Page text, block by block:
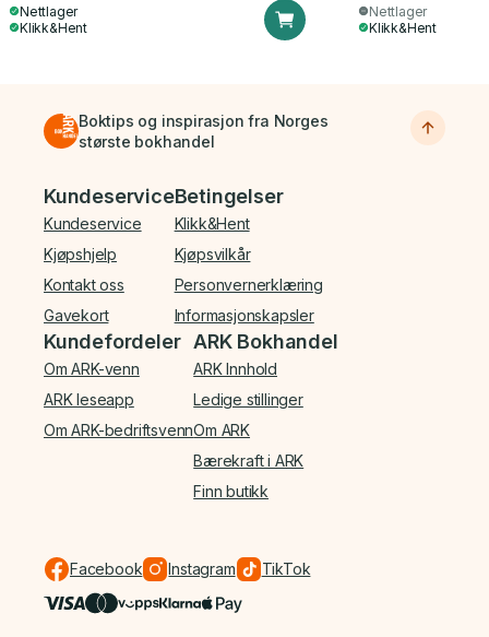
Nettlager
Klikk&Hent
Nettlager
Klikk&Hent
Boktips og inspirasjon fra Norges
største bokhandel
Bunnmeny
Kundeservice
Kundeservice
Kjøpshjelp
Kontakt oss
Gavekort
Betingelser
Klikk&Hent
Kjøpsvilkår
Personvernerklæring
Informasjonskapsler
Kundefordeler
Om ARK-venn
ARK leseapp
Om ARK-bedriftsvenn
ARK Bokhandel
ARK Innhold
Ledige stillinger
Om ARK
Bærekraft i ARK
Finn butikk
Facebook Instagram TikTok